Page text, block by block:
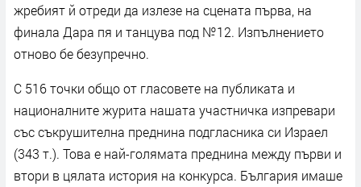
жребият й отреди да излезе на сцената първа, на
финала Дара пя и танцува под №12. Изпълнението
отново бе безупречно.
С 516 точки общо от гласовете на публиката и
националните журита нашата участничка изпревари
със съкрушителна преднина подгласника си Израел
(343 т.). Това е най-голямата преднина между първи и
втори в цялата история на конкурса. България имаше